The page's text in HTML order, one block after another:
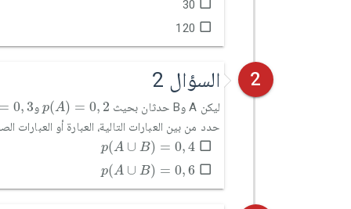
30
120
2 السؤال 2
ليكن A وB حدثان بحيث p(A) = 0, 2
( A)= 2 و = 0,3
3
حدد من بين العبارات التالية، العبارة أو العبارات
p(A ∪ B) = 0,4
( A ∪ B )=0
p(A ∪ B) = 0,6
( A ∪ B )=0